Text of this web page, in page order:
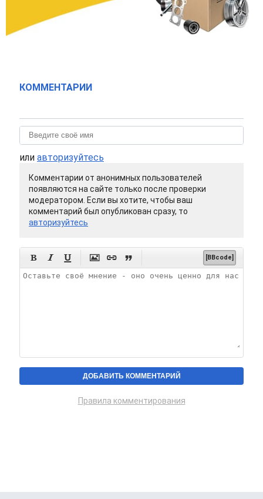
КОММЕНТАРИИ
или авторизуйтесь
Комментарии от анонимных пользователей
появляются на сайте только после проверки
модератором. Если вы хотите, чтобы ваш
комментарий был опубликован сразу, то
авторизуйтесь
      [BBcode]
Правила комментирования